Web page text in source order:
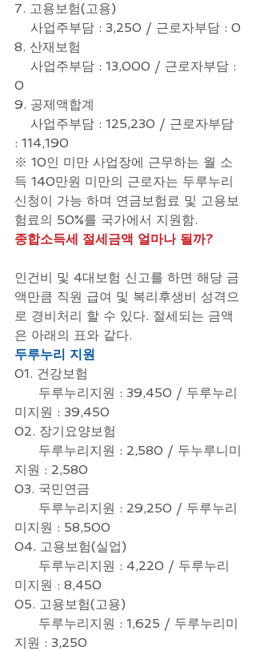
7. 고용보험(고용)
    사업주부담 : 3,250 / 근로자부담 : 0
8. 산재보험
0
9. 공제액합계
: 114,190
※ 10인 미만 사업장에 근무하는 월 소
득 140만원 미만의 근로자는 두루누리
신청이 가능 하며 연금보험료 및 고용보
험료의 50%를 국가에서 지원함.
종합소득세 절세금액 얼마나 될까?
인건비 및 4대보험 신고를 하면 해당 금
액만큼 직원 급여 및 복리후생비 성격으
로 경비처리 할 수 있다. 절세되는 금액
은 아래의 표와 같다.
두루누리 지원
01. 건강보험
미지원 : 39,450
02. 장기요양보험
지원 : 2,580
03. 국민연금
미지원 : 58,500
04. 고용보험(실업)
미지원 : 8,450
05. 고용보험(고용)
지원 : 3,250